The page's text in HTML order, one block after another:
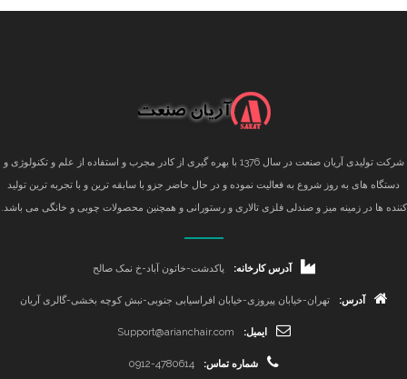
شرکت تولیدی آریان صنعت در سال 1376 با بهره گیری از کادر مجرب و استفاده از علم و تکنولوژی و
دستگاه های به روز شروع به فعالیت نموده و در حال حاضر جزو با سابقه ترین و با تجربه ترین تولید
کننده ها در زمینه میز و صندلی فلزی تالاری و رستورانی و همچنین محصولات چوبی و خانگی می باشد.
آدرس کارخانه: پاکدشت-خاتون آباد-خ نمک صالح
آدرس: تهران-خیابان پیروزی-خیابان افراسیابی جنوبی-نبش کوچه بخشی-گالری آریان
ایمیل: Support@arianchair.com
شماره تماس: 0912-4780614